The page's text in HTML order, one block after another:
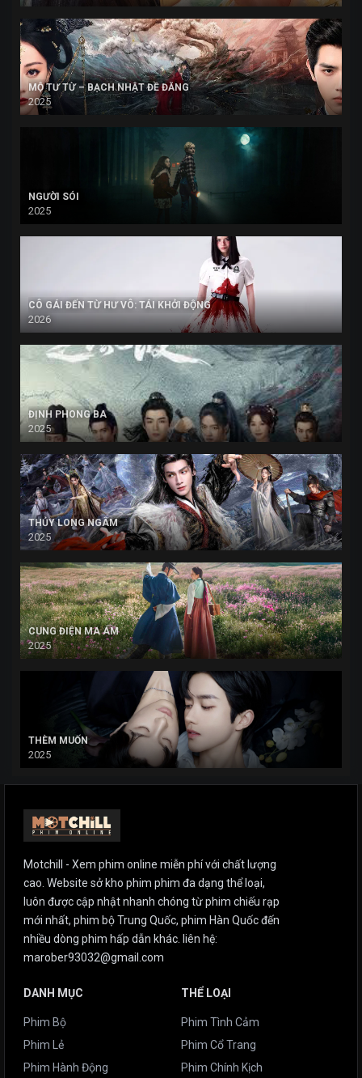
MỘ TƯ TỪ – BẠCH NHẬT ĐỀ ĐĂNG
2025
NGƯỜI SÓI
2025
CÔ GÁI ĐẾN TỪ HƯ VÔ: TÁI KHỞI ĐỘNG
2026
ĐỊNH PHONG BA
2025
THỦY LONG NGÂM
2025
CUNG ĐIỆN MA ÁM
2025
THÈM MUỐN
2025
Motchill - Xem phim online miễn phí với chất lượng
cao. Website sở kho phim phim đa dạng thể loại,
luôn được cập nhật nhanh chóng từ phim chiếu rạp
mới nhất, phim bộ Trung Quốc, phim Hàn Quốc đến
nhiều dòng phim hấp dẫn khác. liên hệ:
marober93032@gmail.com
DANH MỤC
Phim Bộ
Phim Lẻ
Phim Hành Động
THỂ LOẠI
Phim Tình Cảm
Phim Cổ Trang
Phim Chính Kịch